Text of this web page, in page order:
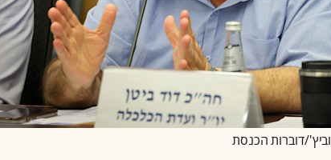
דוברות הכנסת